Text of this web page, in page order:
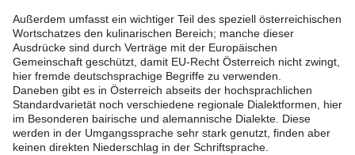
Außerdem umfasst ein wichtiger Teil des speziell österreichischen
Wortschatzes den kulinarischen Bereich; manche dieser
Ausdrücke sind durch Verträge mit der Europäischen
Gemeinschaft geschützt, damit EU-Recht Österreich nicht zwingt,
hier fremde deutschsprachige Begriffe zu verwenden.
Daneben gibt es in Österreich abseits der hochsprachlichen
Standardvarietät noch verschiedene regionale Dialektformen, hier
im Besonderen bairische und alemannische Dialekte. Diese
werden in der Umgangssprache sehr stark genutzt, finden aber
keinen direkten Niederschlag in der Schriftsprache.